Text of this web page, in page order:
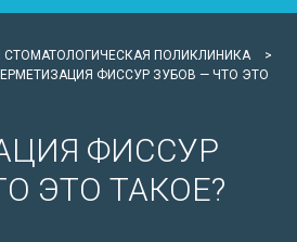
ПОЛИКЛИНИКА
>
ФИССУР ЗУБОВ — ЧТО ЭТО
ФИССУР
ЭТО ТАКОЕ?